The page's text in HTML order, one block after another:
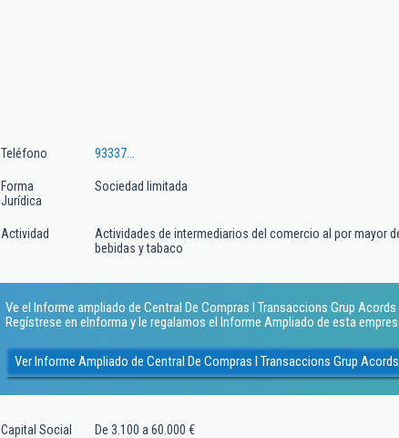
Teléfono 93337...
Forma
Jurídica
Sociedad limitada
Actividad
Actividades de intermediarios del comercio al por mayor
bebidas y tabaco
Ve el Informe ampliado de Central De Compras I Transaccions Grup Acords
Regístrese en eInforma y le regalamos el Informe Ampliado de esta
Ver Informe Ampliado de Central De Compras I Transaccions Grup
Capital Social De 3.100 a 60.000 €